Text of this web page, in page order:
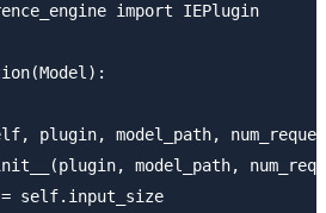
import IEPlugin
plugin, model_path,
model_path,
self.input_size